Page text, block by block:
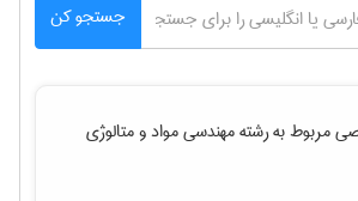
جستجو کن
مربوط به رشتهمهندسی مواد و متالوژی